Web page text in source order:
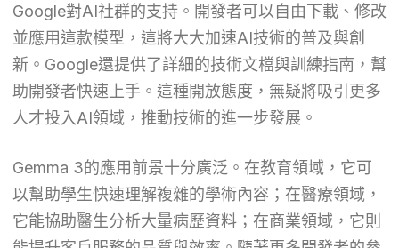
Google對AI社群的支持。開發者可以自由下載、修改
並應用這款模型，這將大大加速AI技術的普及與創
新。Google還提供了詳細的技術文檔與訓練指南，幫
助開發者快速上手。這種開放態度，無疑將吸引更多
人才投入AI領域，推動技術的進一步發展。
Gemma 3的應用前景十分廣泛。在教育領域，它可
以幫助學生快速理解複雜的學術內容；在醫療領域，
它能協助醫生分析大量病歷資料；在商業領域，它則